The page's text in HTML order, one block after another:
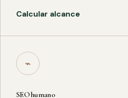
Calcular alcance
⌁
SEO humano